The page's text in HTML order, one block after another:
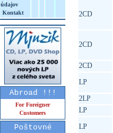
údajov
Kontakt
Abroad !!!
For Foreigner
Customers
Poštovné
2CD
2CD
2CD
LP
2LP
LP
LP